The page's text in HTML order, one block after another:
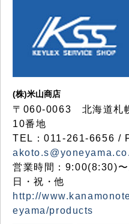
(株)米山商店
〒060-0063 北海道札
10番地
TEL：011-261-6656 /
営業時間：9:00(8:30)
日・祝・他
http://
eyama/products